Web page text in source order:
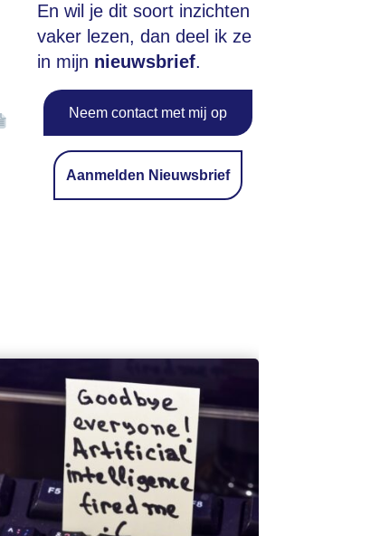
En wil je dit soort inzichten
vaker lezen, dan deel ik ze
in mijn nieuwsbrief.
Neem contact met mij op
Aanmelden Nieuwsbrief